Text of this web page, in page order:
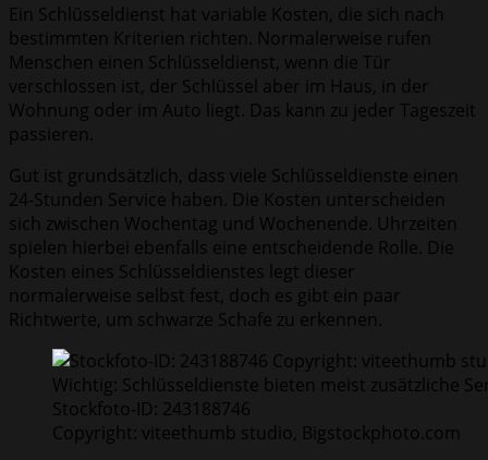
Ein Schlüsseldienst hat variable Kosten, die sich nach
bestimmten Kriterien richten. Normalerweise rufen
Menschen einen Schlüsseldienst, wenn die Tür
verschlossen ist, der Schlüssel aber im Haus, in der
Wohnung oder im Auto liegt. Das kann zu jeder Tageszeit
passieren.
Gut ist grundsätzlich, dass viele Schlüsseldienste einen
24-Stunden Service haben. Die Kosten unterscheiden
sich zwischen Wochentag und Wochenende. Uhrzeiten
spielen hierbei ebenfalls eine entscheidende Rolle. Die
Kosten eines Schlüsseldienstes legt dieser
normalerweise selbst fest, doch es gibt ein paar
Richtwerte, um schwarze Schafe zu erkennen.
Wichtig: Schlüsseldienste bieten meist zusätzliche
Stockfoto-ID: 243188746
Copyright: viteethumb studio, Bigstockphoto.com